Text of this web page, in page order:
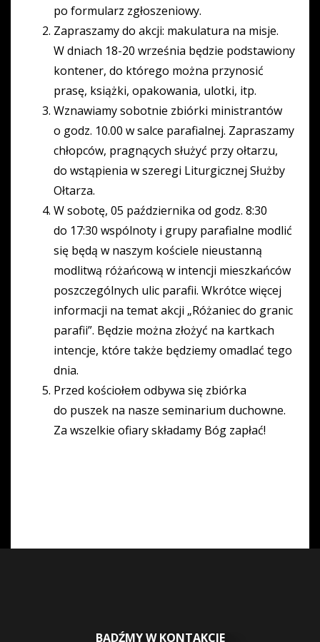
po formularz zgłoszeniowy.
Zapraszamy do akcji: makulatura na misje.
W dniach 18-20 września będzie podstawiony
kontener, do którego można przynosić
prasę, książki, opakowania, ulotki, itp.
Wznawiamy sobotnie zbiórki ministrantów
o godz. 10.00 w salce parafialnej. Zapraszamy
chłopców, pragnących służyć przy ołtarzu,
do wstąpienia w szeregi Liturgicznej Służby
Ołtarza.
W sobotę, 05 października od godz. 8:30
do 17:30 wspólnoty i grupy parafialne modlić
się będą w naszym kościele nieustanną
modlitwą różańcową w intencji mieszkańców
poszczególnych ulic parafii. Wkrótce więcej
informacji na temat akcji „Różaniec do granic
parafii”. Będzie można złożyć na kartkach
intencje, które także będziemy omadlać tego
dnia.
Przed kościołem odbywa się zbiórka
do puszek na nasze seminarium duchowne.
Za wszelkie ofiary składamy Bóg zapłać!
BĄDŹMY W KONTAKCIE